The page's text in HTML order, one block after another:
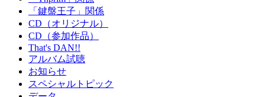
「鍵盤王子」関係
CD（オリジナル）
CD（参加作品）
That's DAN!!
アルバム試聴
お知らせ
スペシャルトピック